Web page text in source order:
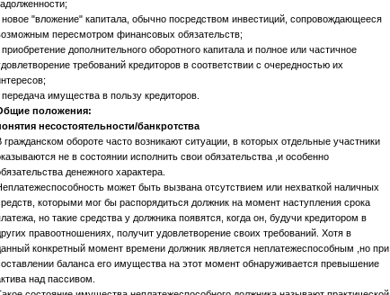
новое "вложение" капитала, обычно посредством инвестиций, сопровождающееся
пересмотром финансовых обязательств;
приобретение дополнительного оборотного капитала и полное или частичное
требований кредиторов в соответствии с очередностью их
передача имущества в пользу кредиторов.
положения:
несостоятельности/банкротства
гражданском обороте часто возникают ситуации, в которых отдельные участники
не в состоянии исполнить свои обязательства ,и особенно
денежного характера.
может быть вызвана отсутствием или нехваткой наличных
которыми мог бы распорядиться должник на момент наступления срока
но такие средства у должника появятся, когда он, будучи кредитором в
правоотношениях, получит удовлетворение своих требований. Хотя в
конкретный момент времени должник является неплатежеспособным ,но при
баланса его имущества на этот момент обнаруживается превышение
над пассивом.